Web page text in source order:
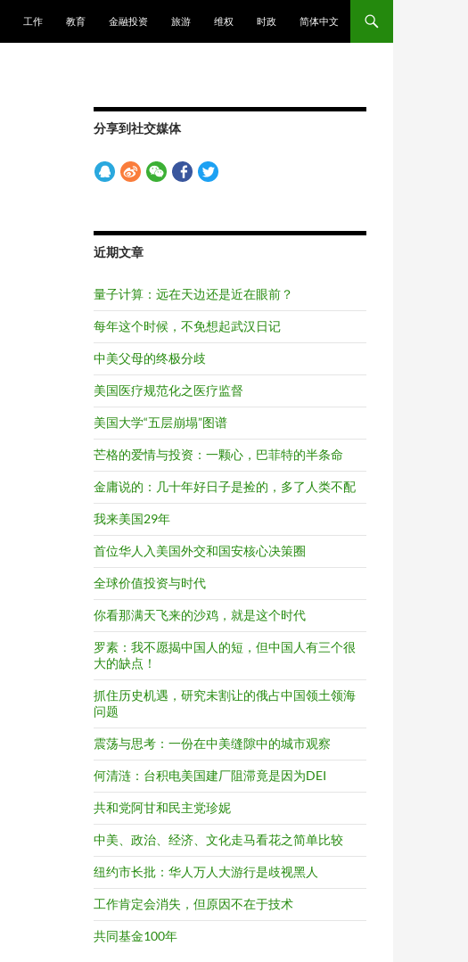
工作 教育 金融投资 旅游 维权 时政 简体中文
分享到社交媒体
近期文章
量子计算：远在天边还是近在眼前？
每年这个时候，不免想起武汉日记
中美父母的终极分歧
美国医疗规范化之医疗监督
美国大学“五层崩塌”图谱
芒格的爱情与投资：一颗心，巴菲特的半条命
金庸说的：几十年好日子是捡的，多了人类不配
我来美国29年
首位华人入美国外交和国安核心决策圈
全球价值投资与时代
你看那满天飞来的沙鸡，就是这个时代
罗素：我不愿揭中国人的短，但中国人有三个很
大的缺点！
抓住历史机遇，研究未割让的俄占中国领土领海
问题
震荡与思考：一份在中美缝隙中的城市观察
何清涟：台积电美国建厂阻滞竟是因为DEI
共和党阿甘和民主党珍妮
中美、政治、经济、文化走马看花之简单比较
纽约市长批：华人万人大游行是歧视黑人
工作肯定会消失，但原因不在于技术
共同基金100年